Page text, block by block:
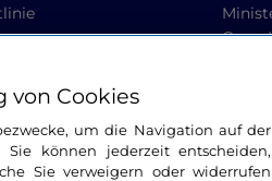
Open
von Cookies
um die Navigation auf der
können jederzeit entscheiden,
Sie verweigern oder widerrufen